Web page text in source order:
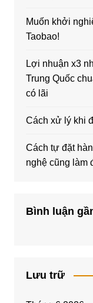
Muốn khởi
Taobao!
Lợi nhuận x3
Trung Quốc
có lãi
Cách xử lý khi
Cách tự đặt
nghệ cũng làm
Bình luận
Lưu trữ